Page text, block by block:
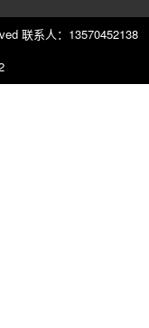
联系人：13570452138